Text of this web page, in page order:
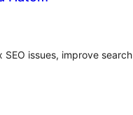
issues, improve search